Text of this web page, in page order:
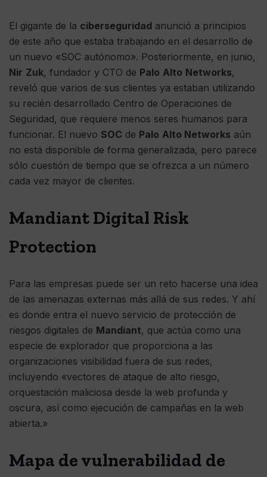
El gigante de la ciberseguridad anunció a principios
de este año que estaba trabajando en el desarrollo de
un nuevo «SOC autónomo». Posteriormente, en junio,
Nir Zuk, fundador y CTO de Palo Alto Networks,
reveló que varios de sus clientes ya estaban utilizando
su recién desarrollado Centro de Operaciones de
Seguridad, que requiere menos seres humanos para
funcionar. El nuevo SOC de Palo Alto Networks aún
no está disponible de forma generalizada, pero parece
sólo cuestión de tiempo que se ofrezca a un número
cada vez mayor de clientes.
Mandiant Digital Risk
Protection
Para las empresas puede ser un reto hacerse una idea
de las amenazas externas más allá de sus redes. Y ahí
es donde entra el nuevo servicio de protección de
riesgos digitales de Mandiant, que actúa como una
especie de explorador que proporciona a las
organizaciones visibilidad fuera de sus redes,
incluyendo «vectores de ataque de alto riesgo,
orquestación maliciosa desde la web profunda y
oscura, así como ejecución de campañas en la web
abierta.»
Mapa de vulnerabilidad de